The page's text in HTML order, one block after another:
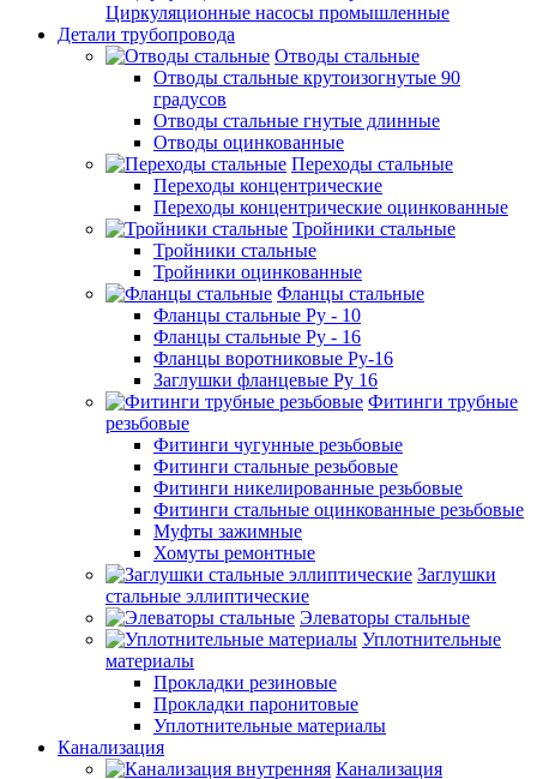
Циркуляционные насосы промышленные
Детали трубопровода
Отводы стальные
Отводы стальные крутоизогнутые 90
градусов
Отводы стальные гнутые длинные
Отводы оцинкованные
Переходы стальные
Переходы концентрические
Переходы концентрические оцинкованные
Тройники стальные
Тройники стальные
Тройники оцинкованные
Фланцы стальные
Фланцы стальные Ру - 10
Фланцы стальные Ру - 16
Фланцы воротниковые Ру-16
Заглушки фланцевые Ру 16
Фитинги трубные
резьбовые
Фитинги чугунные резьбовые
Фитинги стальные резьбовые
Фитинги никелированные резьбовые
Фитинги стальные оцинкованные резьбовые
Муфты зажимные
Хомуты ремонтные
Заглушки
стальные эллиптические
Элеваторы стальные
Уплотнительные
материалы
Прокладки резиновые
Прокладки паронитовые
Уплотнительные материалы
Канализация
Канализация